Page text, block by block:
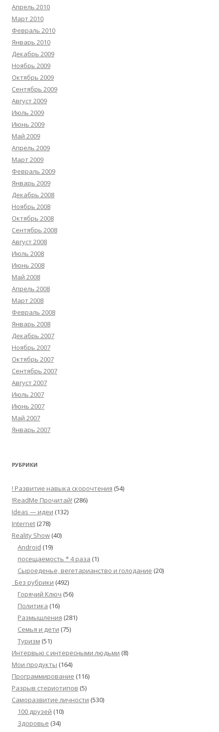
Апрель 2010
Март 2010
Февраль 2010
Январь 2010
Декабрь 2009
Ноябрь 2009
Октябрь 2009
Сентябрь 2009
Август 2009
Июль 2009
Июнь 2009
Май 2009
Апрель 2009
Март 2009
Февраль 2009
Январь 2009
Декабрь 2008
Ноябрь 2008
Октябрь 2008
Сентябрь 2008
Август 2008
Июль 2008
Июнь 2008
Май 2008
Апрель 2008
Март 2008
Февраль 2008
Январь 2008
Декабрь 2007
Ноябрь 2007
Октябрь 2007
Сентябрь 2007
Август 2007
Июль 2007
Июнь 2007
Май 2007
Январь 2007
РУБРИКИ
! Развитие навыка скорочтения (54)
!ReadMe Прочитай! (286)
Ideas — идеи (132)
Internet (278)
Reality Show (40)
Android (19)
посещаемость * 4 раза (1)
Сыроеденье, вегетарианство и голодание (20)
_Без рубрики (492)
Горячий Ключ (56)
Политика (16)
Размышления (281)
Семья и дети (75)
Туризм (51)
Интервью с интересными людьми (8)
Мои продукты (164)
Программирование (116)
Разрыв стериотипов (5)
Саморазвитие личности (530)
100 друзей (10)
Здоровье (34)